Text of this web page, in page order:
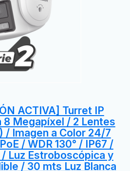
ACTIVA] Turret IP
8 Megapíxel / 2 Lentes
/ Imagen a Color 24/7
/ WDR 130° / IP67 /
/ Luz Estroboscópica y
/ 30 mts Luz Blanca